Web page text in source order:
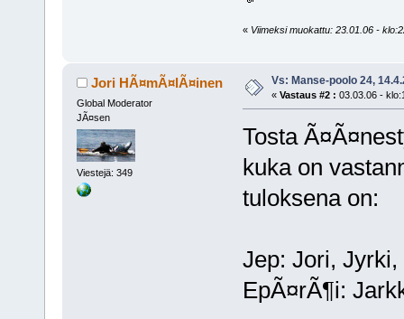
« Viimeksi muokattu: 23.01.06 -
Jori HÃ¤mÃ¤lÃ¤inen
Global Moderator
JÃ¤sen
Viestejä: 349
Vs: Manse-poolo 24,
« Vastaus #2 : 03.03.06 -
Tosta
kuka on
tuloksena on:
Jep: Jori,
EpÃ¤rÃ¶i: